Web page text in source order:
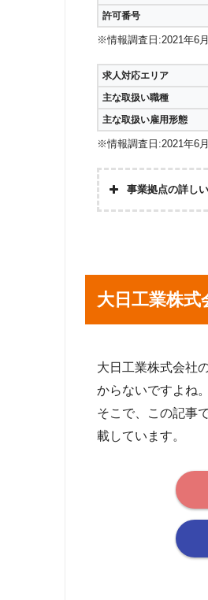
許可番号
※情報調査日:2021年6
求人対応エリア
主な取扱い職種
主な取扱い雇用形態
※情報調査日:2021年6
事業拠点の詳し
大日工業株式
大日工業株式会社
からないですよね。
そこで、この記事
載しています。